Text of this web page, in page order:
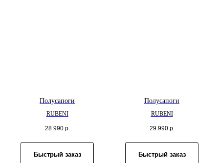
Полусапоги
RUBENI
28 990 р.
Быстрый заказ
Полусапоги
RUBENI
29 990 р.
Быстрый заказ